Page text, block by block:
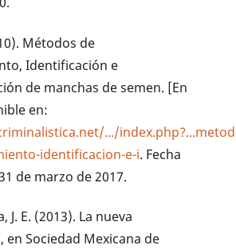
Métodos de
Identificación e
de manchas de semen. [En
en:
.../
identificacion-e-i. Fecha
de marzo de 2017.
J. E. (2013). La nueva
en Sociedad Mexicana de